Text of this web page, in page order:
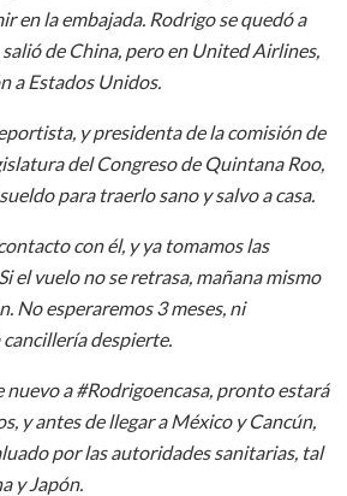
en la embajada. Rodrigo se quedó a
de China, pero en United Airlines,
a Estados Unidos.
y presidenta de la comisión de
del Congreso de Quintana Roo,
para traerlo sano y salvo a casa.
con él, y ya tomamos las
el vuelo no se retrasa, mañana mismo
No esperaremos 3 meses, ni
despierte.
a #Rodrigoencasa, pronto estará
y antes de llegar a México y Cancún,
por las autoridades sanitarias, tal
y Japón.